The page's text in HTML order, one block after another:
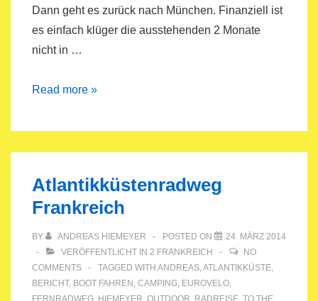
Dann geht es zurück nach München. Finanziell ist
es einfach klüger die ausstehenden 2 Monate
nicht in …
Reise
grüne
Read more »
Atlantikküstenradweg
Frankreich
BY ANDREAS HIEMEYER POSTED ON
24. MÄRZ 2014
VERÖFFENTLICHT IN 2 FRANKREICH
NO
COMMENTS
TAGGED WITH ANDREAS ATLANTIKKÜSTE
BERICHT, BOOT FAHREN CAMPING EUROVELO
FERNRADWEG HIEMEYER OUTDOOR RADREISE TO THE